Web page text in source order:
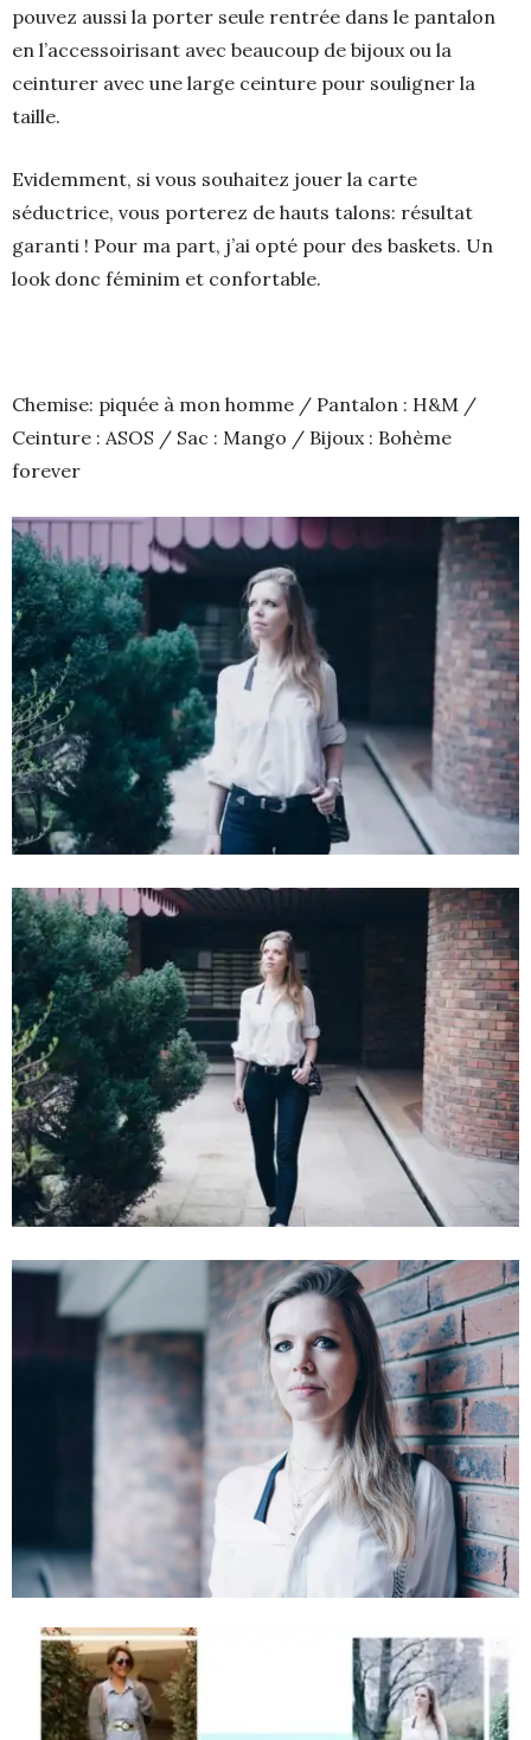
pouvez aussi la porter seule rentrée dans le pantalon
en l’accessoirisant avec beaucoup de bijoux ou la
ceinturer avec une large ceinture pour souligner la
taille.
Evidemment, si vous souhaitez jouer la carte
séductrice, vous porterez de hauts talons: résultat
garanti ! Pour ma part, j’ai opté pour des baskets. Un
look donc féminim et confortable.
Chemise: piquée à mon homme / Pantalon : H&M /
Ceinture : ASOS / Sac : Mango / Bijoux : Bohème
forever